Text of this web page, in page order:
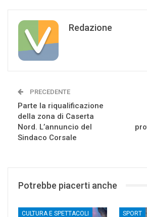
Redazione
PRECEDENTE
Parte la riqualificazione
della zona di Caserta
Nord. L’annuncio del
Sindaco Corsale
Potrebbe piacerti anche
CULTURA E SPETTACOLI SPORT